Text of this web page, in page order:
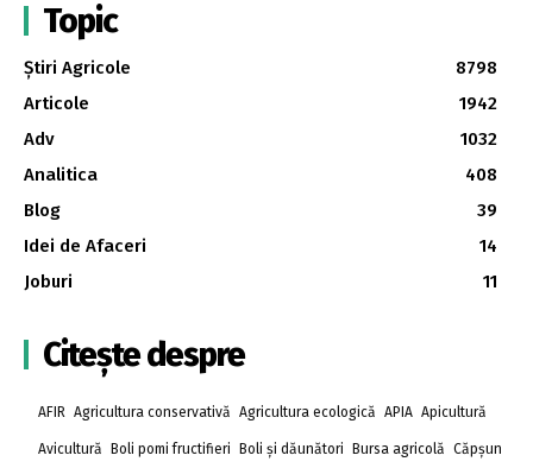
Topic
Știri Agricole
8798
Articole
1942
Adv
1032
Analitica
408
Blog
39
Idei de Afaceri
14
Joburi
11
Citește despre
AFIR Agricultura conservativă Agricultura ecologică APIA Apicultură
Avicultură Boli pomi fructifieri Boli și dăunători Bursa agricolă Căpșun